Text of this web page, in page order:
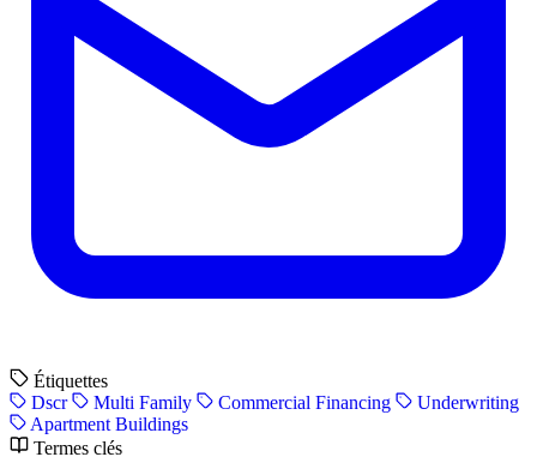
Étiquettes
Dscr
Multi Family Commercial Financing
Underwriting
Apartment Buildings
Termes clés